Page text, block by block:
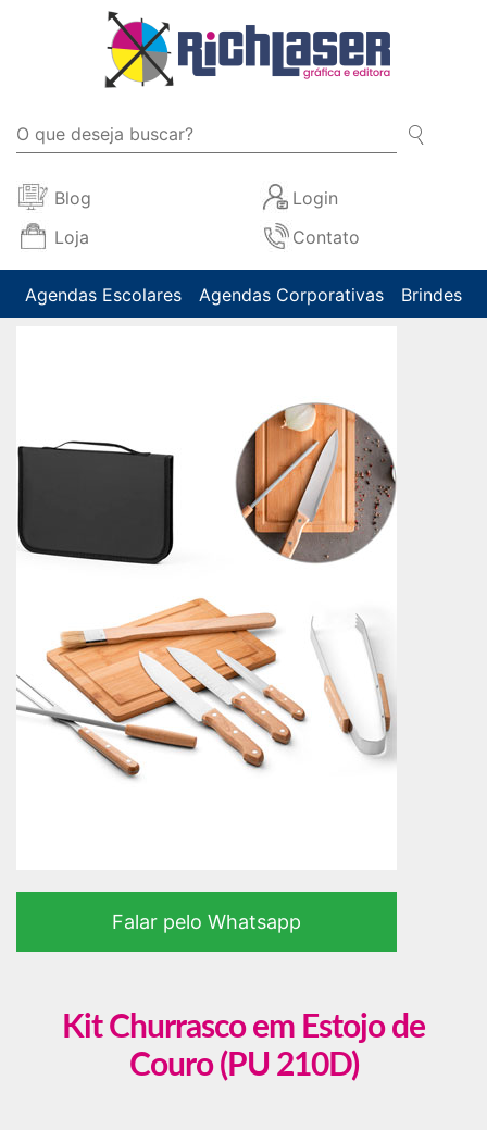
Blog
Login
Loja
Contato
Agendas Escolares Agendas Corporativas Brindes
Falar pelo Whatsapp
Kit Churrasco em Estojo de
Couro (PU 210D)